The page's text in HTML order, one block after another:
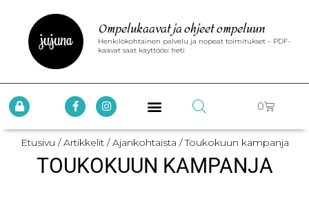
Ompelukaavat ja ohjeet ompeluun
Henkilökohtainen palvelu ja nopeat toimitukset – PDF-
kaavat saat käyttöösi heti
0
Etusivu /Artikkelit/Ajankohtaista / Toukokuun kampanja
TOUKOKUUN KAMPANJA